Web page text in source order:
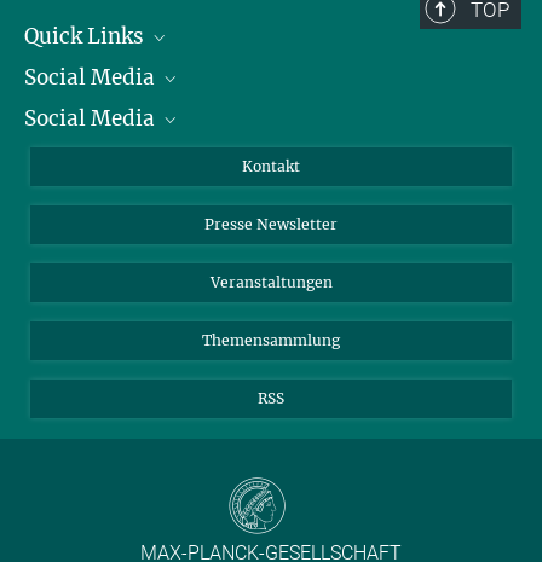
EVB-IT und BVB
TOP
Quick Links
Präsident
Zahlen und Fakten
Social Media
Bluesky
TikTok
Social Media
Instagram
YouTube
Kontakt
Presse Newsletter
Veranstaltungen
Themensammlung
RSS
MAX-PLANCK-GESELLSCHAFT